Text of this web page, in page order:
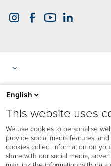
English
This website uses
We use cookies to personalise
provide social media features,
cookies collect information on
share with our social media,